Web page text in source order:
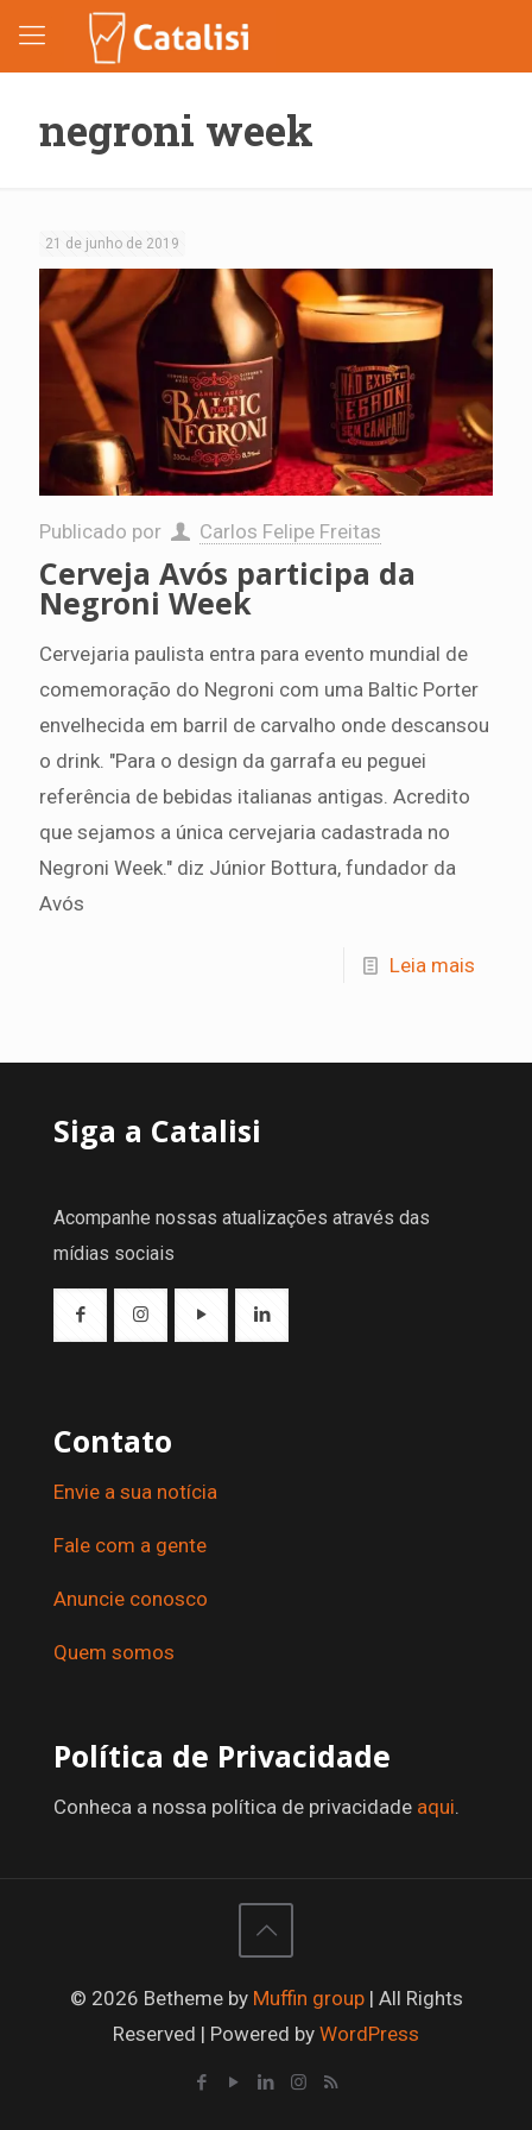
negroni week
21 de junho de 2019
Publicado por Carlos Felipe Freitas
Cerveja Avós participa da
Negroni Week
Cervejaria paulista entra para evento mundial de
comemoração do Negroni com uma Baltic Porter
envelhecida em barril de carvalho onde descansou
o drink. "Para o design da garrafa eu peguei
referência de bebidas italianas antigas. Acredito
que sejamos a única cervejaria cadastrada no
Negroni Week." diz Júnior Bottura, fundador da
Avós
Leia mais
Siga a Catalisi
Acompanhe nossas atualizações através das
mídias sociais
Contato
Envie a sua notícia
Fale com a gente
Anuncie conosco
Quem somos
Política de Privacidade
Conheca a nossa política de privacidade aqui.
© 2026 Betheme by Muffin group| All Rights
Reserved | Powered by WordPress